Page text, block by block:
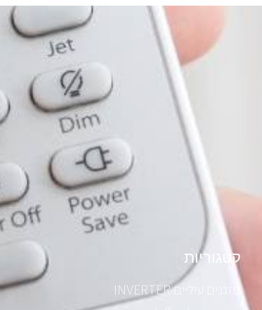
קטגוריות
מזגנים עיליים INVERTER